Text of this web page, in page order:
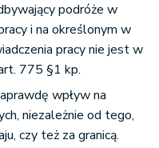
podróże w
i na określonym w
pracy nie jest w
775 §1 kp.
wpływ na
niezależnie od tego,
czy też za granicą.